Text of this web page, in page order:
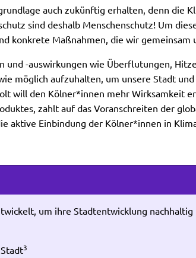
auch zukünftig erhalten, denn die
sind deshalb Menschenschutz! Um
konkrete Maßnahmen, die wir gemeinsam
-auswirkungen wie Überflutungen,
möglich aufzuhalten, um unsere Stadt
will den Kölner*innen mehr Wirksamkeit
zahlt auf das Voranschreiten der
aktive Einbindung der Kölner*innen in
um ihre Stadtentwicklung
3